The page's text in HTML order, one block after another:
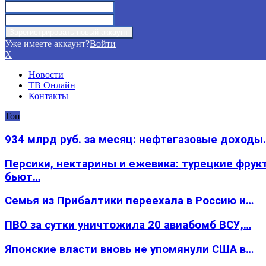
Уже имеете аккаунт?Войти
X
Новости
ТВ Онлайн
Контакты
Топ
934 млрд руб. за месяц: нефтегазовые
Персики, нектарины и ежевика: турецкие
бьют…
Семья из Прибалтики переехала в Россию и…
ПВО за сутки уничтожила 20 авиабомб ВСУ,…
Японские власти вновь не упомянули США в…